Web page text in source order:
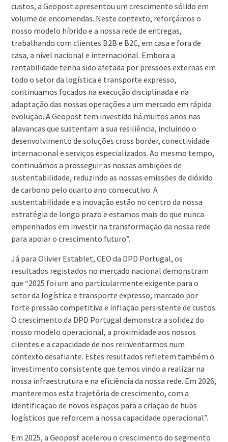
custos, a Geopost apresentou um crescimento sólido em
volume de encomendas. Neste contexto, reforçámos o
nosso modelo híbrido e a nossa rede de entregas,
trabalhando com clientes B2B e B2C, em casa e fora de
casa, a nível nacional e internacional. Embora a
rentabilidade tenha sido afetada por pressões externas em
todo o setor da logística e transporte expresso,
continuamos focados na execução disciplinada e na
adaptação das nossas operações a um mercado em rápida
evolução. A Geopost tem investido há muitos anos nas
alavancas que sustentam a sua resiliência, incluindo o
desenvolvimento de soluções cross border, conectividade
internacional e serviços especializados. Ao mesmo tempo,
continuámos a prosseguir as nossas ambições de
sustentabilidade, reduzindo as nossas emissões de dióxido
de carbono pelo quarto ano consecutivo. A
sustentabilidade e a inovação estão no centro da nossa
estratégia de longo prazo e estamos mais do que nunca
empenhados em investir na transformação da nossa rede
para apoiar o crescimento futuro”.
Já para Olivier Establet, CEO da DPD Portugal, os
resultados registados no mercado nacional demonstram
que “2025 foi um ano particularmente exigente para o
setor da logística e transporte expresso, marcado por
forte pressão competitiva e inflação persistente de custos.
O crescimento da DPD Portugal demonstra a solidez do
nosso modelo operacional, a proximidade aos nossos
clientes e a capacidade de nos reinventarmos num
contexto desafiante. Estes resultados refletem também o
investimento consistente que temos vindo a realizar na
nossa infraestrutura e na eficiência da nossa rede. Em 2026,
manteremos esta trajetória de crescimento, com a
identificação de novos espaços para a criação de hubs
logísticos que reforcem a nossa capacidade operacional”.
Em 2025, a Geopost acelerou o crescimento do segmento